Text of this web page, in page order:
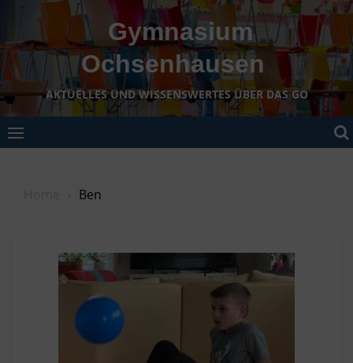
Skip
content
Gymnasium
Ochsenhausen
AKTUELLES UND WISSENSWERTES ÜBER DAS GO
Ben